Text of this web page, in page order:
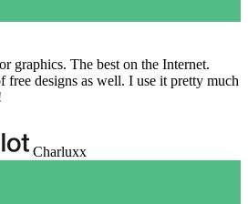
graphics. The best on the Internet.
free designs as well. I use it pretty much
Charluxx